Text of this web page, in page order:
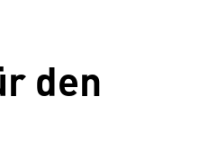
den